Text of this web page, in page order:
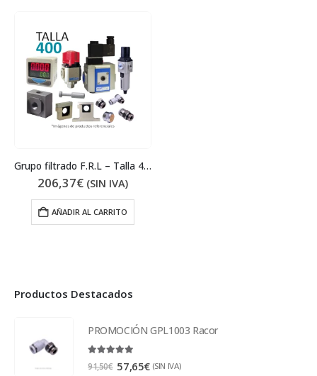
Grupo filtrado F.R.L – Talla 400
206,37€ (SIN IVA)
AÑADIR AL CARRITO
Productos Destacados
PROMOCIÓN GPL1003 Racor
91,50€ 57,65€ (SIN IVA)